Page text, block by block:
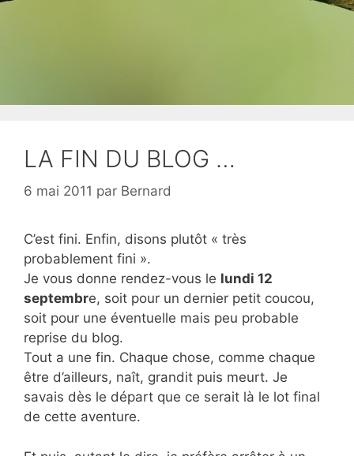
LA FIN DU BLOG …
6 mai 2011 par Bernard
C’est fini. Enfin, disons plutôt « très
probablement fini ».
Je vous donne rendez-vous le lundi 12
septembre, soit pour un dernier petit coucou,
soit pour une éventuelle mais peu probable
reprise du blog.
Tout a une fin. Chaque chose, comme chaque
être d’ailleurs, naît, grandit puis meurt. Je
savais dès le départ que ce serait là le lot final
de cette aventure.